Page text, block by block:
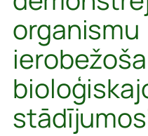
organismu